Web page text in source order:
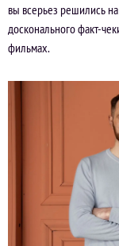
вы всерьез решились
досконального факт-
фильмах.